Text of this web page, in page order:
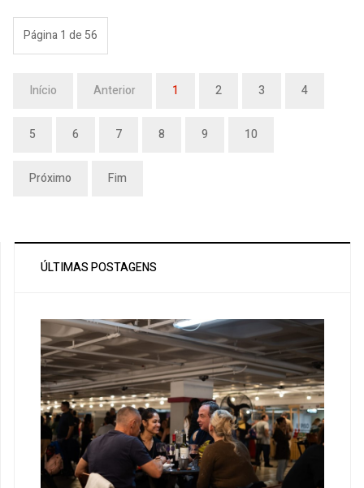
Página 1 de 56
Início Anterior 1 2 3 4
5 6 7 8 9 10
Próximo Fim
ÚLTIMAS POSTAGENS